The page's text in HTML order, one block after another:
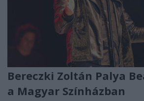
Bereczki Zoltán Palya
a Magyar Színházban